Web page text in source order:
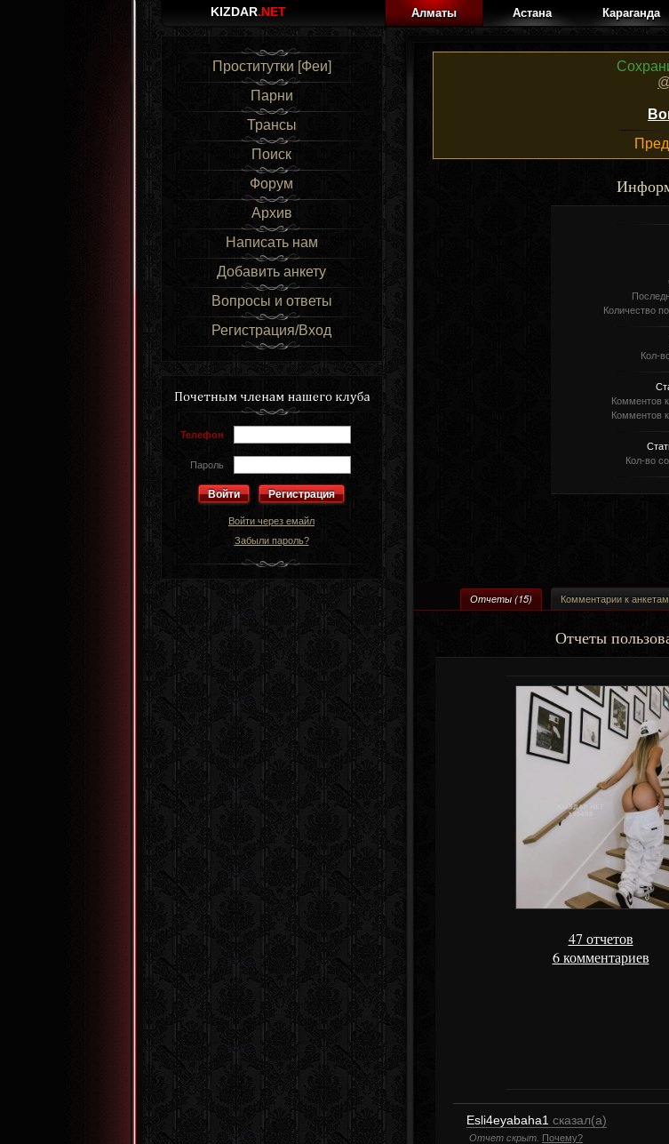
KIZDAR.NET Алматы Астана Караганда
Проститутки [Феи]
Парни
Трансы
Поиск
Форум
Архив
Написать нам
Добавить анкету
Вопросы и ответы
Регистрация/Вход
Телефон
Пароль
Регистрация
Войти через емайл
Забыли пароль?
Количество
Кол-
Комментов
Комментов
Кол-во
Отчеты (15) Комментарии к
Отчеты
47 отчетов
6 комментариев
Esli4eyabaha1 сказал(а)
Отчет скрыт. Почему?